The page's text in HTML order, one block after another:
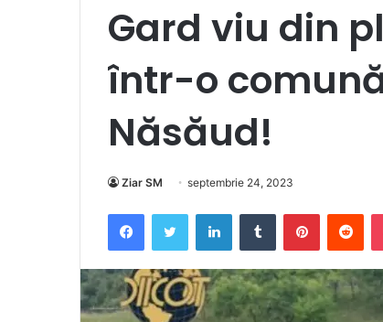
Gard viu din
într-o
Năsăud!
Ziar SM septembrie 24, 2023
FacebookTwitter LinkedInTumblr Pinterest